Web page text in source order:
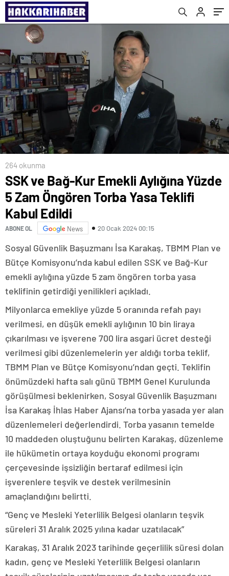
264 okunma
SSK ve Bağ-Kur Emekli Aylığına Yüzde
5 Zam Öngören Torba Yasa Teklifi
Kabul Edildi
ABONE OL News 20 Ocak 2024 00:15
Sosyal Güvenlik Başuzmanı İsa Karakaş, TBMM Plan ve
Bütçe Komisyonu’nda kabul edilen SSK ve Bağ-Kur
emekli aylığına yüzde 5 zam öngören torba yasa
teklifinin getirdiği yenilikleri açıkladı.
Milyonlarca emekliye yüzde 5 oranında refah payı
verilmesi, en düşük emekli aylığının 10 bin liraya
çıkarılması ve işverene 700 lira asgari ücret desteği
verilmesi gibi düzenlemelerin yer aldığı torba teklif,
TBMM Plan ve Bütçe Komisyonu’ndan geçti. Teklifin
önümüzdeki hafta salı günü TBMM Genel Kurulunda
görüşülmesi beklenirken, Sosyal Güvenlik Başuzmanı
İsa Karakaş İhlas Haber Ajansı’na torba yasada yer alan
düzenlemeleri değerlendirdi. Torba yasanın temelde
10 maddeden oluştuğunu belirten Karakaş, düzenleme
ile hükümetin ortaya koyduğu ekonomi programı
çerçevesinde işsizliğin bertaraf edilmesi için
işverenlere teşvik ve destek verilmesinin
amaçlandığını belirtti.
“Genç ve Mesleki Yeterlilik Belgesi olanların teşvik
süreleri 31 Aralık 2025 yılına kadar uzatılacak”
Karakaş, 31 Aralık 2023 tarihinde geçerlilik süresi dolan
kadın, genç ve Mesleki Yeterlilik Belgesi olanların
Beyannamesi Dolduruldu